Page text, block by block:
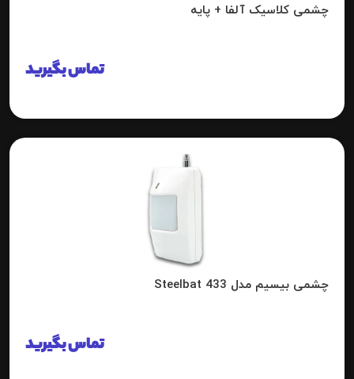
چشمی کلاسیک آلفا + پایه
تماس بگیرید
چشمی بیسیم مدل 433 Steelbat
تماس بگیرید